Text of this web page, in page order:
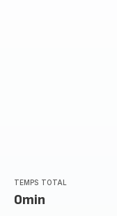
TEMPS TOTAL
0min